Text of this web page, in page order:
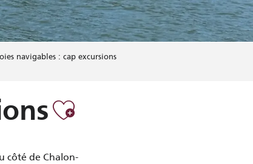
navigables : cap excursions
Ajouter aux
côté de Chalon-